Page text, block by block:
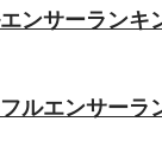
ンサーランキ
ルエンサーラ